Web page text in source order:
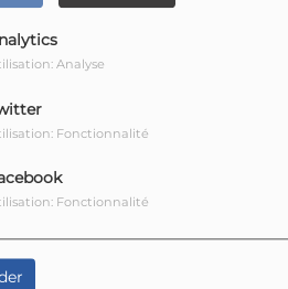
Analyse
Fonctionnalité
Fonctionnalité